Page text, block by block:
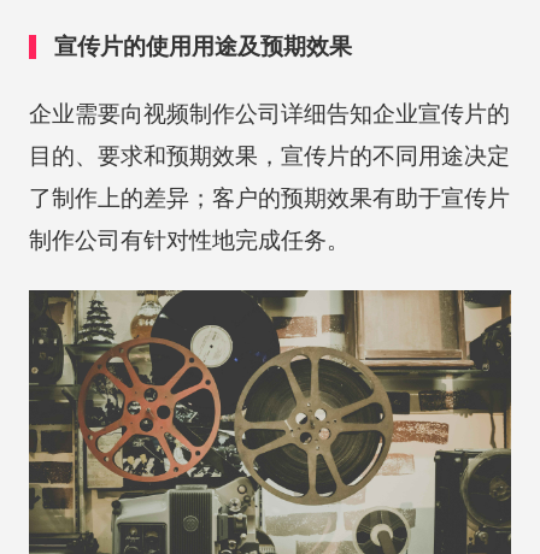
宣传片的使用用途及预期效果
企业需要向视频制作公司详细告知企业宣传片的
目的、要求和预期效果，宣传片的不同用途决定
了制作上的差异；客户的预期效果有助于宣传片
制作公司有针对性地完成任务。